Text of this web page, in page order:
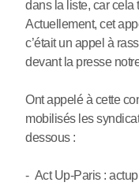
dans la liste, car
Actuellement, cet
c’était un appel à
devant la presse
Ont appelé à cette
mobilisés les
dessous :
- Act Up-Paris :